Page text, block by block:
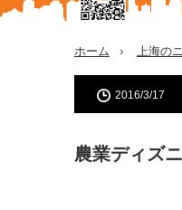
ホーム 上海の
2016/3/17
農業ディズ